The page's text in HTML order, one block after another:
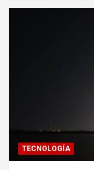
TECNOLOGÍA